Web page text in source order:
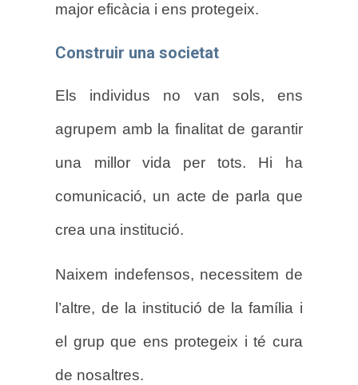
major eficàcia i ens protegeix.
Construir una societat
Els individus no van sols, ens
agrupem amb la finalitat de garantir
una millor vida per tots. Hi ha
comunicació, un acte de parla que
crea una institució.
Naixem indefensos, necessitem de
l’altre, de la institució de la família i
el grup que ens protegeix i té cura
de nosaltres.